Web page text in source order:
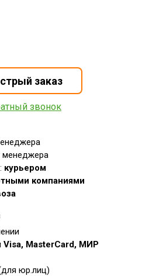
звонок
менеджера
курьером
компаниями
Visa, MasterCard, МИР
юр.лиц)